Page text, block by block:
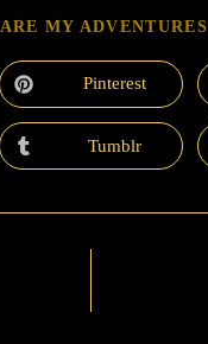
MY ADVENTURES
Pinterest
Tumblr